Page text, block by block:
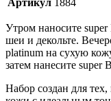
Утром наносите
шеи и декольте.
platinum на сухую
затем нанесите super
Набор создан для